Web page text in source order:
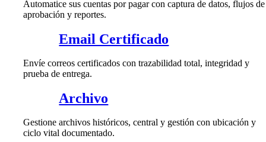
Automatice sus cuentas por pagar con captura de datos, flujos de
aprobación y reportes.
Email Certificado
Envíe correos certificados con trazabilidad total, integridad y
prueba de entrega.
Archivo
Gestione archivos históricos, central y gestión con ubicación y
ciclo vital documentado.